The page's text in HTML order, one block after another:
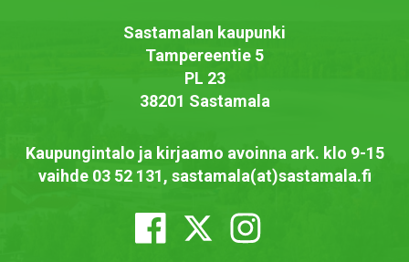
Sastamalan kaupunki
Tampereentie 5
PL 23
38201 Sastamala
Kaupungintalo ja kirjaamo avoinna ark. klo 9-15
vaihde 03 52 131, sastamala(at)sastamala.fi